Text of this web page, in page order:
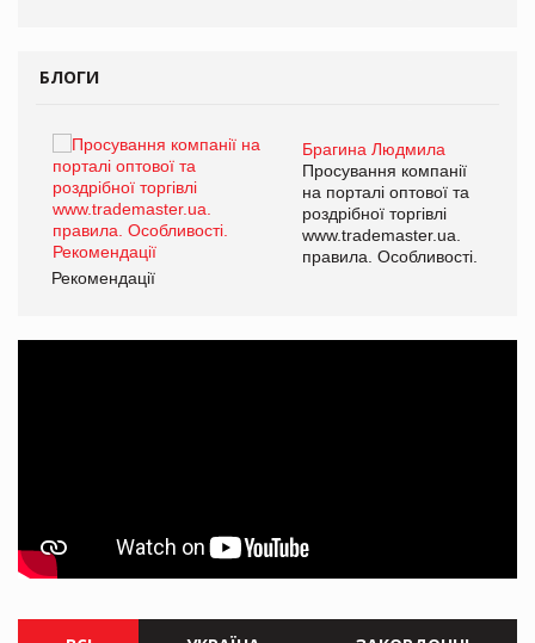
БЛОГИ
Брагина Людмила
Просування компанії
на порталі оптової та
роздрібної торгівлі
www.trademaster.ua.
правила. Особливості.
Рекомендації